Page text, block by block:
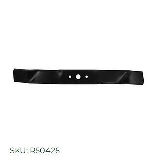
SKU: R50428